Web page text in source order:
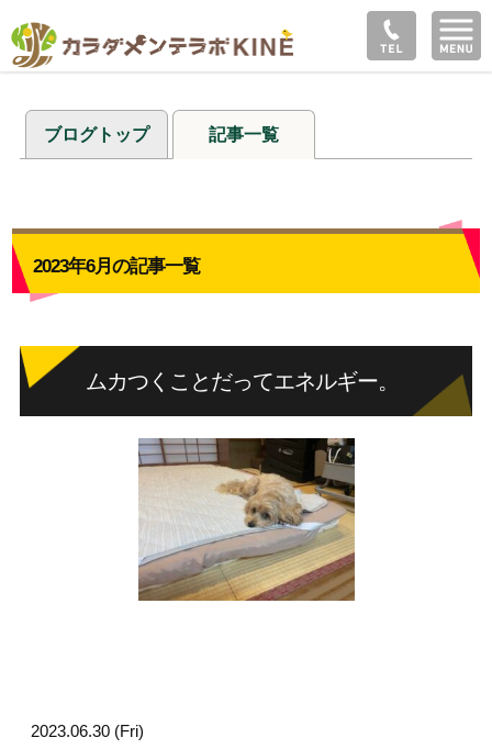
ブログトップ 記事一覧
2023年6月の記事一覧
ムカつくことだってエネルギー。
2023.06.30 (Fri)